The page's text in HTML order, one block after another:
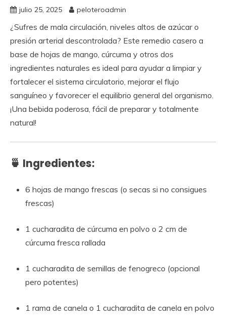
julio 25, 2025 peloteroadmin
¿Sufres de mala circulación, niveles altos de azúcar o
presión arterial descontrolada? Este remedio casero a
base de hojas de mango, cúrcuma y otros dos
ingredientes naturales es ideal para ayudar a limpiar y
fortalecer el sistema circulatorio, mejorar el flujo
sanguíneo y favorecer el equilibrio general del organismo.
¡Una bebida poderosa, fácil de preparar y totalmente
natural!
🍵 Ingredientes:
6 hojas de mango frescas (o secas si no consigues
frescas)
1 cucharadita de cúrcuma en polvo o 2 cm de
cúrcuma fresca rallada
1 cucharadita de semillas de fenogreco (opcional
pero potentes)
1 rama de canela o 1 cucharadita de canela en polvo